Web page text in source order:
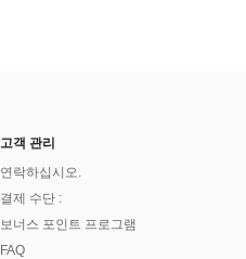
고객 관리
연락하십시오.
결제 수단 :
보너스 포인트 프로그램
FAQ